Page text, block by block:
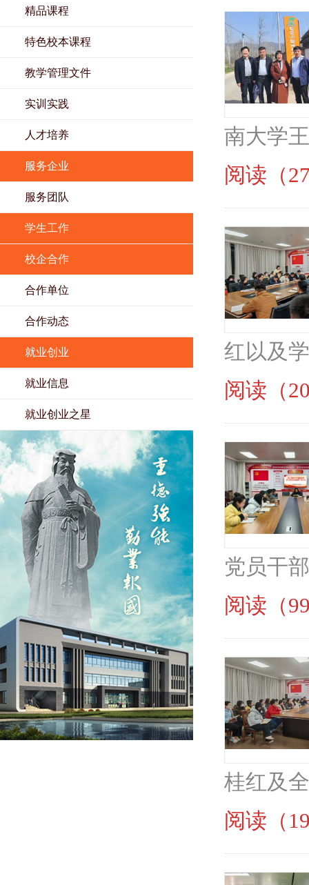
精品课程
特色校本课程
教学管理文件
实训实践
人才培养
服务企业
服务团队
学生工作
校企合作
合作单位
合作动态
就业创业
就业信息
就业创业之星
南大学
阅读（
红以及
阅读（
党员干
阅读（
桂红及
阅读（